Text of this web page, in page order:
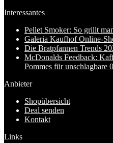
Interessantes
Pellet Smoker: So grillt
Galeria Kaufhof Online-
Die Bratpfannen Trends
McDonalds Feedback:
Pommes für unschlagbare
Anbieter
Shopübersicht
Deal senden
Kontakt
Links